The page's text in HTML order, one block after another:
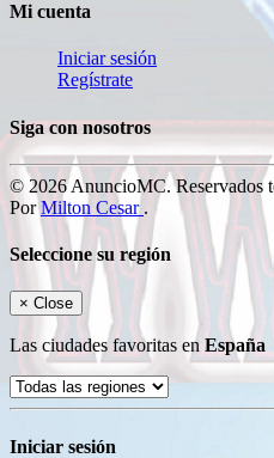
Mi cuenta
Iniciar sesión
Regístrate
Siga con nosotros
© 2026 AnuncioMC. Reservados
PorMilton Cesar .
Seleccione su región
× Close
Las ciudades favoritas en España
Iniciar sesión